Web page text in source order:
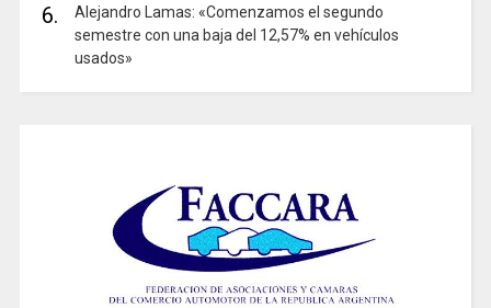
6.
Alejandro Lamas: «Comenzamos el segundo
semestre con una baja del 12,57% en vehículos
usados»